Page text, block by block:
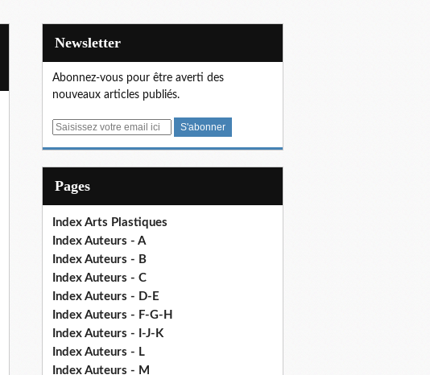
Newsletter
Abonnez-vous pour être averti des
nouveaux articles publiés.
E
Pages
Index Arts Plastiques
Index Auteurs - A
Index Auteurs - B
Index Auteurs - C
Index Auteurs - D-E
Index Auteurs - F-G-H
Index Auteurs - I-J-K
Index Auteurs - L
Index Auteurs - M